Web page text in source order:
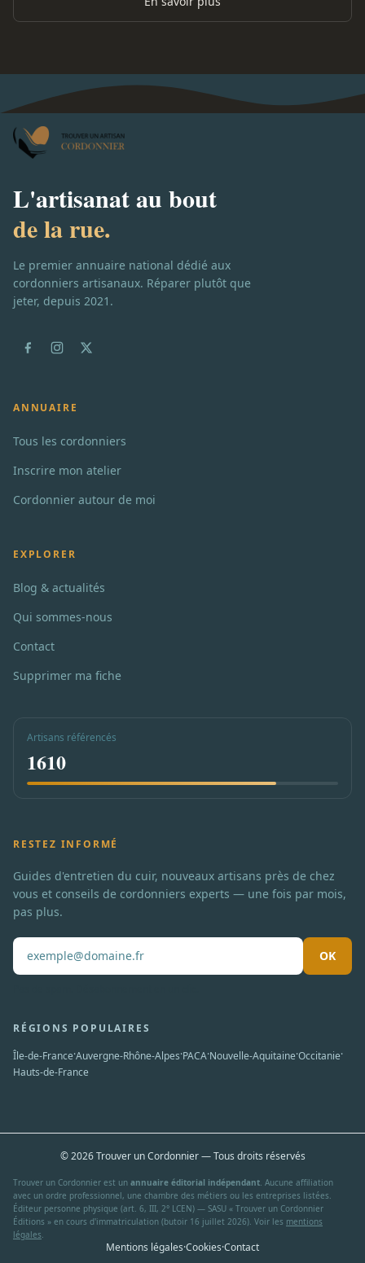
L'artisanat au bout
de la rue.
Le premier annuaire national dédié aux
cordonniers artisanaux. Réparer plutôt que
jeter, depuis 2021.
ANNUAIRE
Tous les cordonniers
Inscrire mon atelier
Cordonnier autour de moi
EXPLORER
Blog & actualités
Qui sommes-nous
Contact
Supprimer ma fiche
Artisans référencés
1610
RESTEZ INFORMÉ
Guides d'entretien du cuir, nouveaux artisans près de chez
vous et conseils de cordonniers experts — une fois par mois,
pas plus.
OK
RÉGIONS POPULAIRES
Île-de-France·Auvergne-Rhône-Alpes·PACA·Nouvelle-Aquitaine·Occitanie·
Hauts-de-France
© 2026 Trouver un Cordonnier — Tous droits réservés
Trouver un Cordonnier est un annuaire éditorial indépendant. Aucune affiliation
avec un ordre professionnel, une chambre des métiers ou les entreprises listées.
Éditeur personne physique (art. 6, III, 2° LCEN) — SASU « Trouver un Cordonnier
Éditions » en cours d'immatriculation (butoir 16 juillet 2026). Voir les mentions
légales.
Mentions légales·Cookies·Contact